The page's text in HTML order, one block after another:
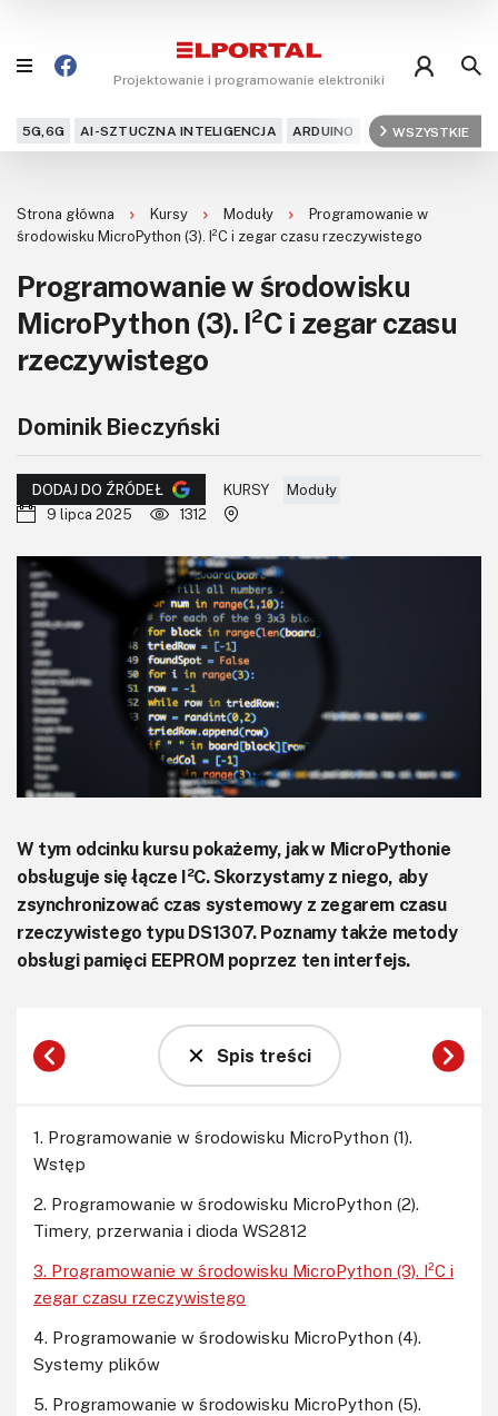
Projektowanie i programowanie elektroniki
5G,6G AI-SZTUCZNA INTELIGENCJA ARDUINO ARM AUDIO
WSZYSTKIE
Projekty
Kursy
DIY+
Dla Ciebie
KITy AVT
Kontakt
Newsletter
Magazyny
Archiwum
Do pobrania
Strona główna Kursy Moduły
Programowanie w
środowisku MicroPython (3). I²C i zegar czasu rzeczywistego
Programowanie w środowisku
MicroPython (3). I²C i zegar czasu
rzeczywistego
Dominik Bieczyński
DODAJ DO ŹRÓDEŁ KURSY
Moduły
9 lipca 2025
1312
W tym odcinku kursu pokażemy, jak w MicroPythonie
obsługuje się łącze I²C. Skorzystamy z niego, aby
zsynchronizować czas systemowy z zegarem czasu
rzeczywistego typu DS1307. Poznamy także metody
obsługi pamięci EEPROM poprzez ten interfejs.
Spis treści
1. Programowanie w środowisku MicroPython (1).
Wstęp
2. Programowanie w środowisku MicroPython (2).
Timery, przerwania i dioda WS2812
3. Programowanie w środowisku MicroPython (3). I²C i
zegar czasu rzeczywistego
4. Programowanie w środowisku MicroPython (4).
Systemy plików
5. Programowanie w środowisku MicroPython (5).